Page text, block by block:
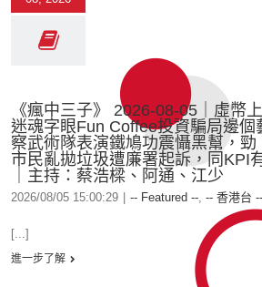
《瘋中三子》 2026-08-05｜虛幣
迷魂字眼Fun Coffee投資騙局邊個
察武術隊表演鐵鳩功震懾黑幫，
市民亂拋垃圾遭廉署起訴，同KPI
｜主持：蔡浩樑、阿通、江少
2026/08/05 15:00:29 -- Featured --, -- 香港台 --
[...]
進一步了解